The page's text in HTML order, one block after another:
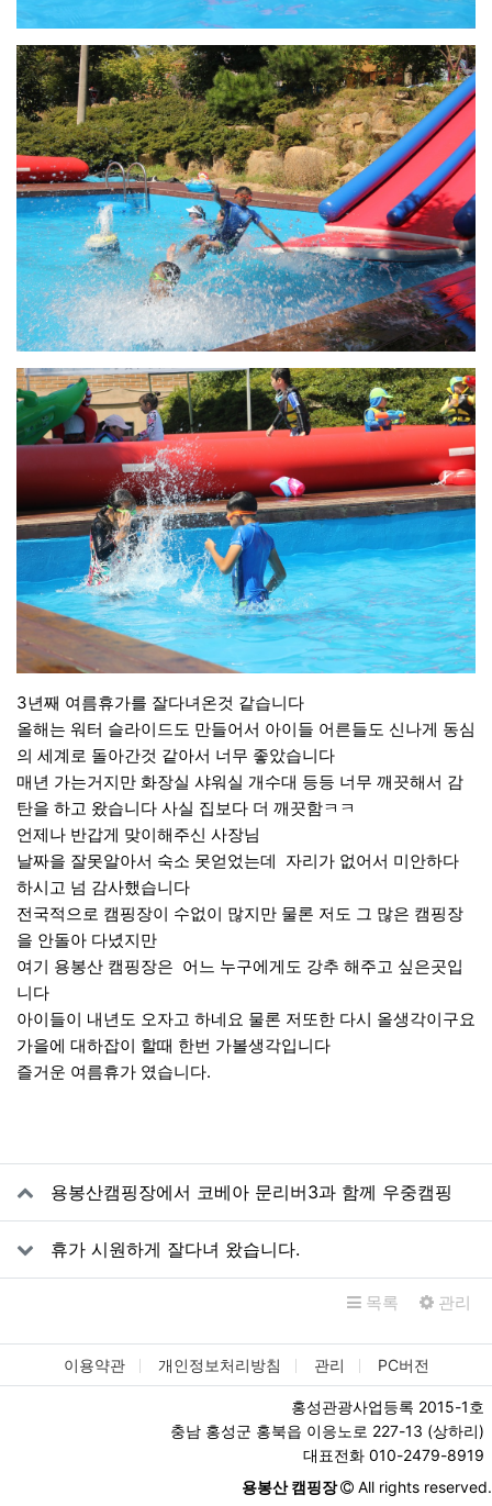
3년째 여름휴가를 잘다녀온것 같습니다
올해는 워터 슬라이드도 만들어서 아이들 어른들도 신나게 동심
의 세계로 돌아간것 같아서 너무 좋았습니다
매년 가는거지만 화장실 샤워실 개수대 등등 너무 깨끗해서 감
탄을 하고 왔습니다 사실 집보다 더 깨끗함ㅋㅋ
언제나 반갑게 맞이해주신 사장님
날짜을 잘못알아서 숙소 못얻었는데 자리가 없어서 미안하다
하시고 넘 감사했습니다
전국적으로 캠핑장이 수없이 많지만 물론 저도 그 많은 캠핑장
을 안돌아 다녔지만
여기 용봉산 캠핑장은 어느 누구에게도 강추 해주고 싶은곳입
니다
아이들이 내년도 오자고 하네요 물론 저또한 다시 올생각이구요
가을에 대하잡이 할때 한번 가볼생각입니다
즐거운 여름휴가 였습니다.
관련자료
용봉산캠핑장에서 코베아 문리버3과 함께 우중캠핑
휴가 시원하게 잘다녀 왔습니다.
목록 관리
이용약관 개인정보처리방침 관리 PC버전
홍성관광사업등록 2015-1호
충남 홍성군 홍북읍 이응노로 227-13 (상하리)
대표전화 010-2479-8919
용봉산 캠핑장
All rights reserved.